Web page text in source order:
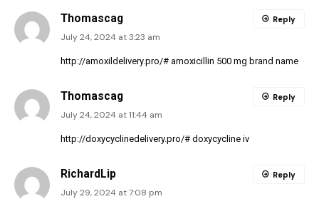
Thomascag
July 24, 2024 at 3:23 am
http://amoxildelivery.pro/# amoxicillin 500 mg brand name
Reply
Thomascag
July 24, 2024 at 11:44 am
http://doxycyclinedelivery.pro/# doxycycline iv
Reply
RichardLip
July 29, 2024 at 7:08 pm
Reply